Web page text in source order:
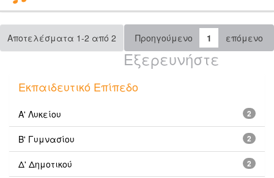
Αποτελέσματα 1-2 από 2 Προηγούμενο 1 επόμενο
Εξερευνήστε
Εκπαιδευτικό Επίπεδο
2
Α' Λυκείου
2
Β' Γυμνασίου
2
Δ' Δημοτικού